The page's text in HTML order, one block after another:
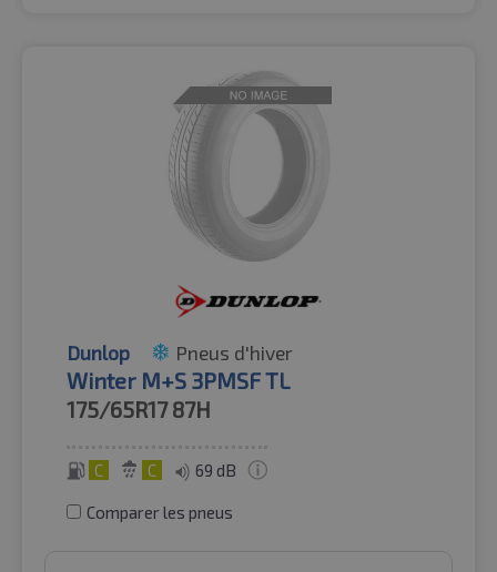
Dunlop Pneus d'hiver
Winter M+S 3PMSF TL
175/65R17 87H
C C 69 dB
Comparer les pneus